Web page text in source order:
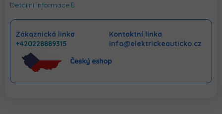
Detailní informace
Zákaznická linka
+420228889315
Kontaktní linka
info@elektrickeauticko.cz